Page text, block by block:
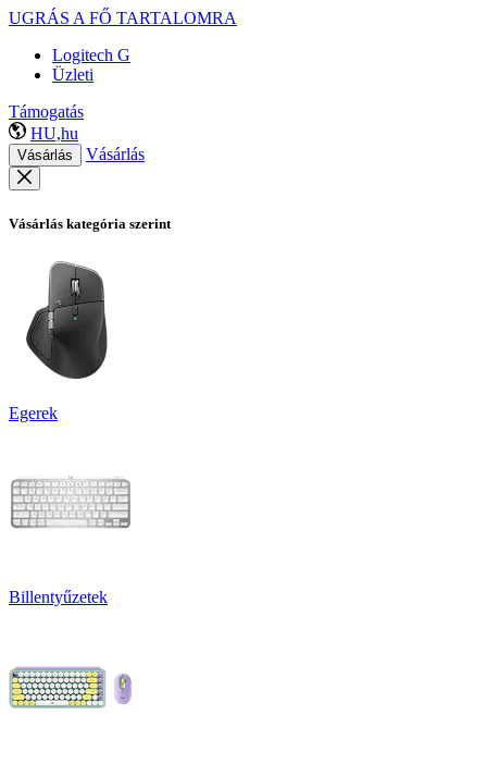
UGRÁS A FŐ TARTALOMRA
Logitech G
Üzleti
Támogatás
HU,hu
Vásárlás Vásárlás
Vásárlás kategória szerint
Egerek
Billentyűzetek